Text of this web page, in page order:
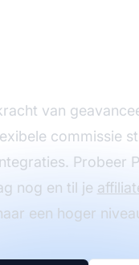
van
commissie
Probeer
nog en til je
een hoger